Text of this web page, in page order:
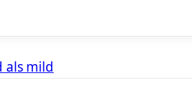
Kefir